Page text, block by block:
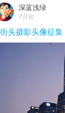
深蓝浅绿
7月前
头摄影头像征集